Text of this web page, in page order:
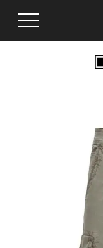
Ändra navigering